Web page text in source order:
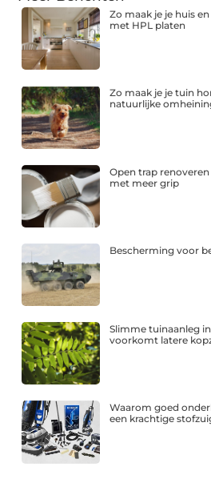
Zo maak je je huis
met HPL platen
Zo maak je je tuin
natuurlijke
Open trap
met meer grip
Bescherming voor
Slimme tuinaanleg
voorkomt latere
Waarom goed
een krachtige